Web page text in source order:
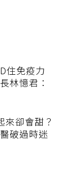
住免疫力
林憶君：
來卻會甜？
破過時迷